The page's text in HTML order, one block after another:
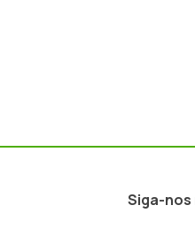
Siga-nos